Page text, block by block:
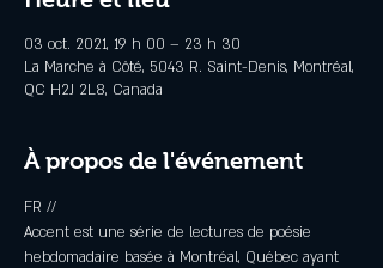
03 oct. 2021, 19 h 00 – 23 h 30
La Marche à Côté, 5043 R. Saint-Denis, Montréal,
QC H2J 2L8, Canada
À propos de l'événement
FR //
Accent est une série de lectures de poésie
hebdomadaire basée à Montréal, Québec ayant